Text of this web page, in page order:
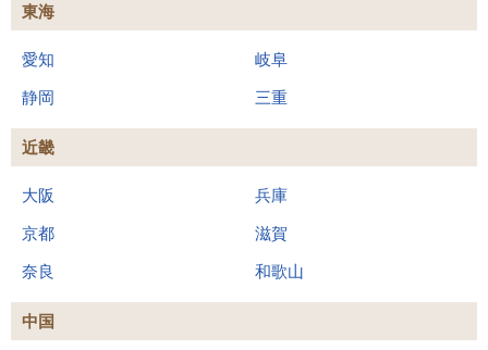
東海
愛知 岐阜
静岡 三重
近畿
大阪 兵庫
京都 滋賀
奈良 和歌山
中国